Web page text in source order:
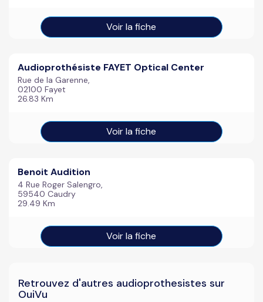
Voir la fiche
Audioprothésiste FAYET Optical Center
Rue de la Garenne,
02100 Fayet
26.83 Km
Voir la fiche
Benoit Audition
4 Rue Roger Salengro,
59540 Caudry
29.49 Km
Voir la fiche
Retrouvez d'autres audioprothesistes sur
OuiVu